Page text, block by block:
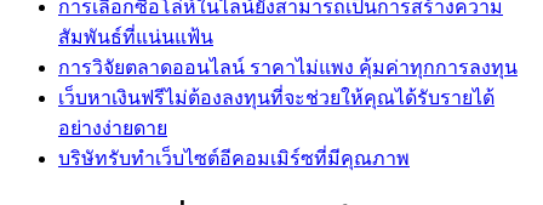
การเลือกซื้อโล่ห์ในไลน์ยังสามารถเป็นการสร้างความ
สัมพันธ์ที่แน่นแฟ้น
การวิจัยตลาดออนไลน์ ราคาไม่แพง คุ้มค่าทุกการลงทุน
เว็บหาเงินฟรีไม่ต้องลงทุนที่จะช่วยให้คุณได้รับรายได้
อย่างง่ายดาย
บริษัทรับทำเว็บไซต์อีคอมเมิร์ซที่มีคุณภาพ